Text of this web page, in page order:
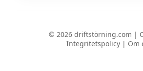
© 2026 driftstörning.com |
Integritetspolicy | Om